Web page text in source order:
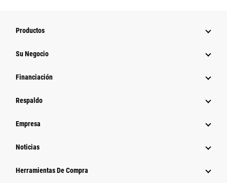
Productos
Su Negocio
Financiación
Respaldo
Empresa
Noticias
Herramientas De Compra